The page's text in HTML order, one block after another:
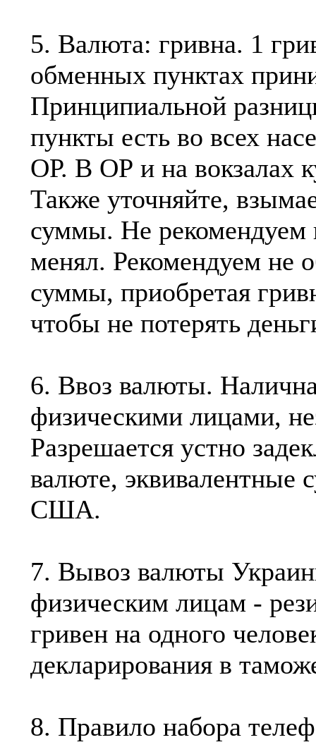
5. Валюта: гривна. 1
обменных пунктах
Принципиальной
пункты есть во всех
ОР. В ОР и на вокзалах
Также уточняйте,
суммы. Не рекомендуем
менял. Рекомендуем не
суммы, приобретая
чтобы не потерять
6. Ввоз валюты.
физическими лицами,
Разрешается устно
валюте, эквивалентные
США.
7. Вывоз валюты
физическим лицам -
гривен на одного
декларирования в
8. Правило набора